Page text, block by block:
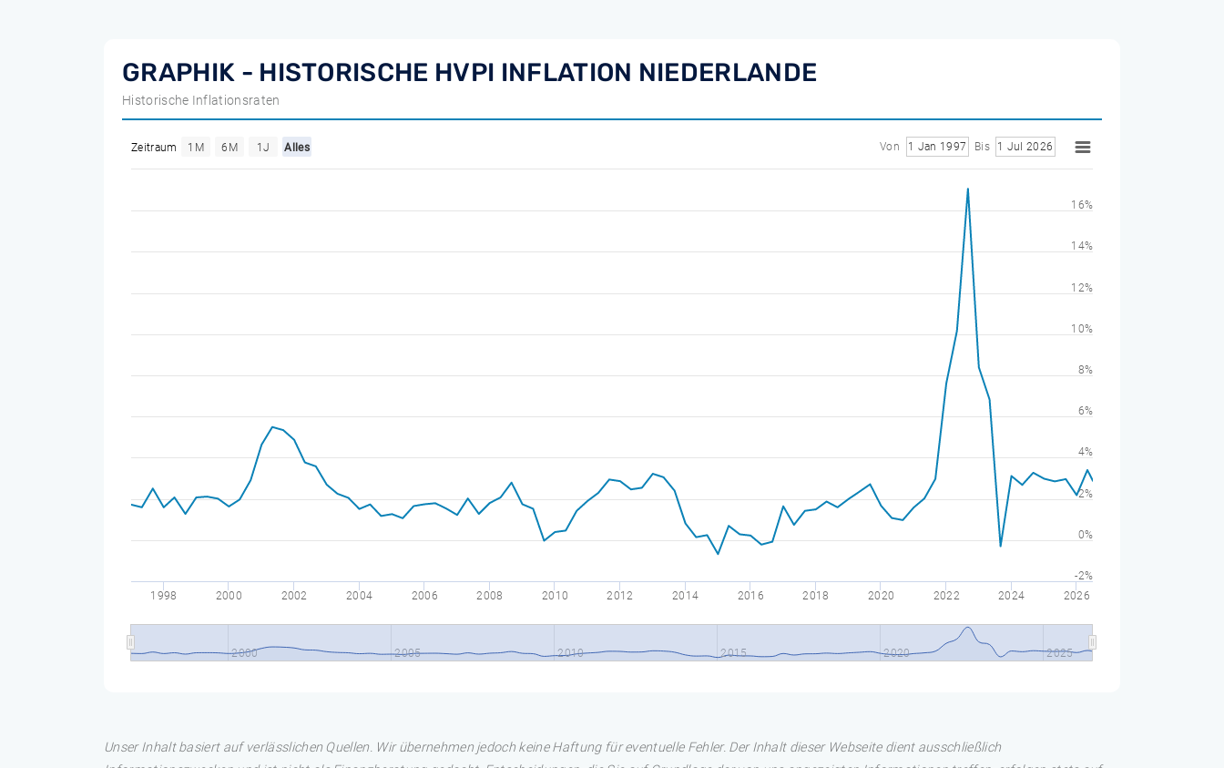
GRAPHIK - HISTORISCHE HVPI INFLATION NIEDERLANDE
Historische Inflationsraten
Zeitraum 1M 6M 1J Alles Von 1 Jan 1997 Bis 1 Jul 2026
1998 2000 2002 2004 2006 2008 2010 2012 2014 2016 2018 2020 2022 2024 2026
2000 2005 2010 2015 2020 2025
-2%
0%
2%
4%
6%
8%
10%
12%
14%
16%
Unser Inhalt basiert auf verlässlichen Quellen. Wir übernehmen jedoch keine Haftung für eventuelle Fehler. Der Inhalt dieser Webseite dient ausschließlich